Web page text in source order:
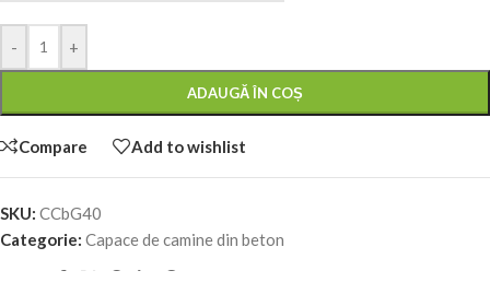
- +
ADAUGĂ ÎN COȘ
Compare Add to wishlist
SKU: CCbG40
Categorie: Capace de camine din beton